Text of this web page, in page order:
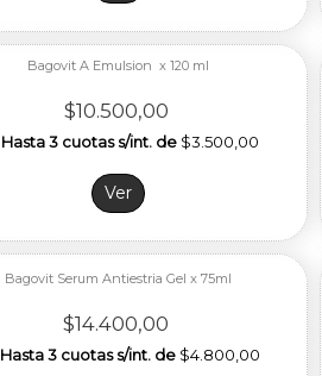
Fuera de stock
Fuera de stock
Bagovit A Emulsion x 120 ml
$10.500,00
Hasta 3 cuotas s/int. de $3.500,00
Ver
Bagovit Serum Antiestria Gel x 75ml
$14.400,00
Hasta 3 cuotas s/int. de $4.800,00